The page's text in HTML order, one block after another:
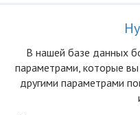
В нашей базе данных
параметрами, которые
другими параметрами